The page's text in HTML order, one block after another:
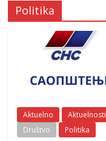
Politika
Aktuelno
Aktuelnosti
Društvo
Politika